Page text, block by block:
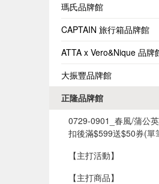
瑪氏品牌館
CAPTAIN 旅行箱品牌館
ATTA x Vero&Nique 品牌
大振豐品牌館
正隆品牌館
0729-0901_春風/蒲公
扣後滿$599送$50券(單
【主打活動】
【主打商品】